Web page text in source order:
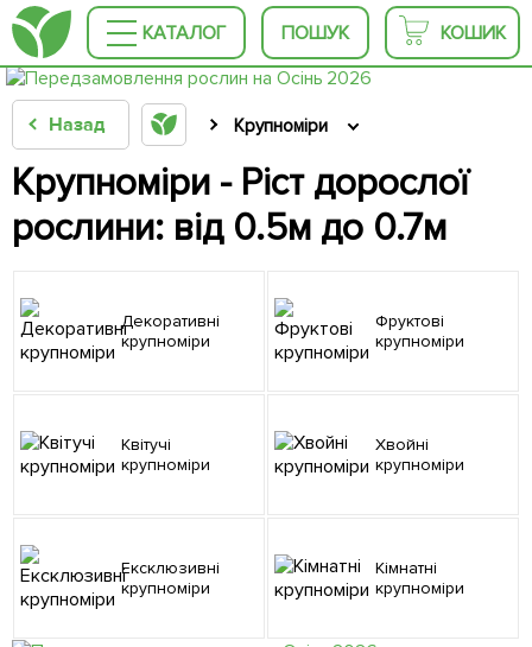
КАТАЛОГ ПОШУК КОШИК
Назад Крупноміри
Крупноміри - Ріст дорослої
рослини: від 0.5м до 0.7м
Декоративні
крупноміри
Фруктові
крупноміри
Квітучі
крупноміри
Хвойні
крупноміри
Ексклюзивні
крупноміри
Кімнатні
крупноміри